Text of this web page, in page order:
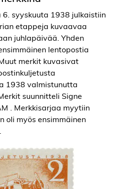
syyskuuta 1938 julkaistiin
etappeja kuvaavaa
juhlapäivää. Yhden
lentopostia
merkit kuvasivat
1938 valmistunutta
suunnitteli Signe
. Merkkisarjaa myytiin
oli myös ensimmäinen